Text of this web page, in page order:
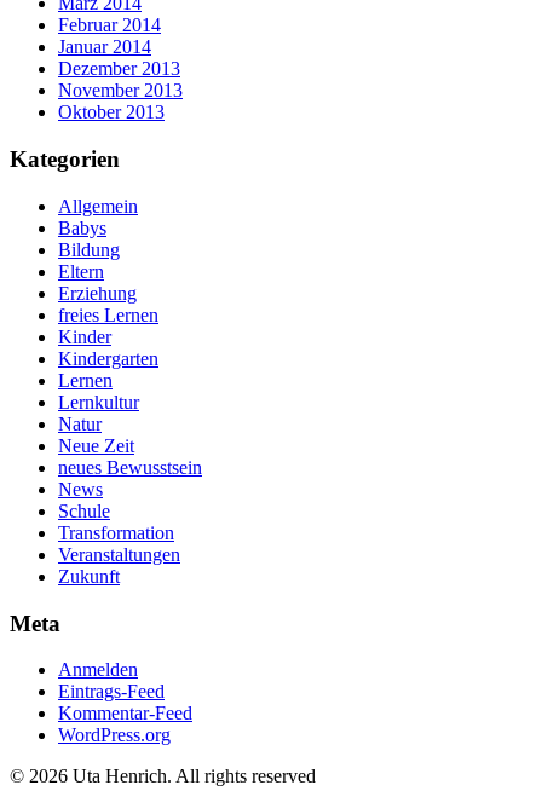
Februar 2014
Januar 2014
Dezember 2013
November 2013
Oktober 2013
Kategorien
Allgemein
Babys
Bildung
Eltern
Erziehung
freies Lernen
Kinder
Kindergarten
Lernen
Lernkultur
Natur
Neue Zeit
neues Bewusstsein
News
Schule
Transformation
Veranstaltungen
Zukunft
Meta
Anmelden
Eintrags-Feed
Kommentar-Feed
WordPress.org
© 2026 Uta Henrich. All rights reserved